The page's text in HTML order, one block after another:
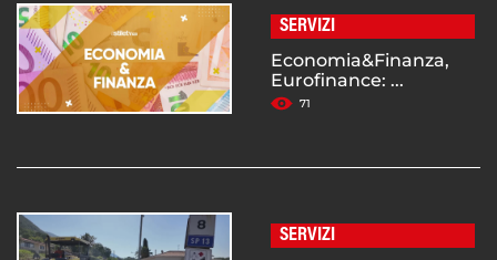
SERVIZI
Economia&Finanza,
Eurofinance: ...
71
SERVIZI